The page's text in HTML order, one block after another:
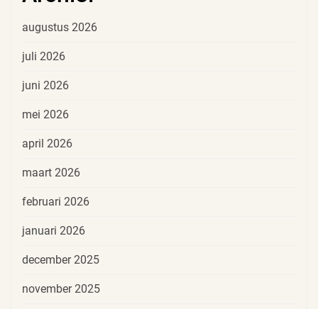
augustus 2026
juli 2026
juni 2026
mei 2026
april 2026
maart 2026
februari 2026
januari 2026
december 2025
november 2025